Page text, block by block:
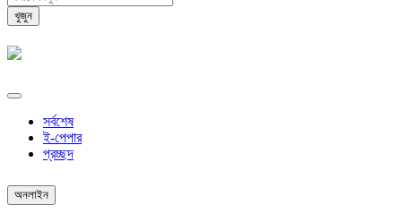
খুজুন
সর্বশেষ
ই-পেপার
প্রচ্ছদ
অনলাইন